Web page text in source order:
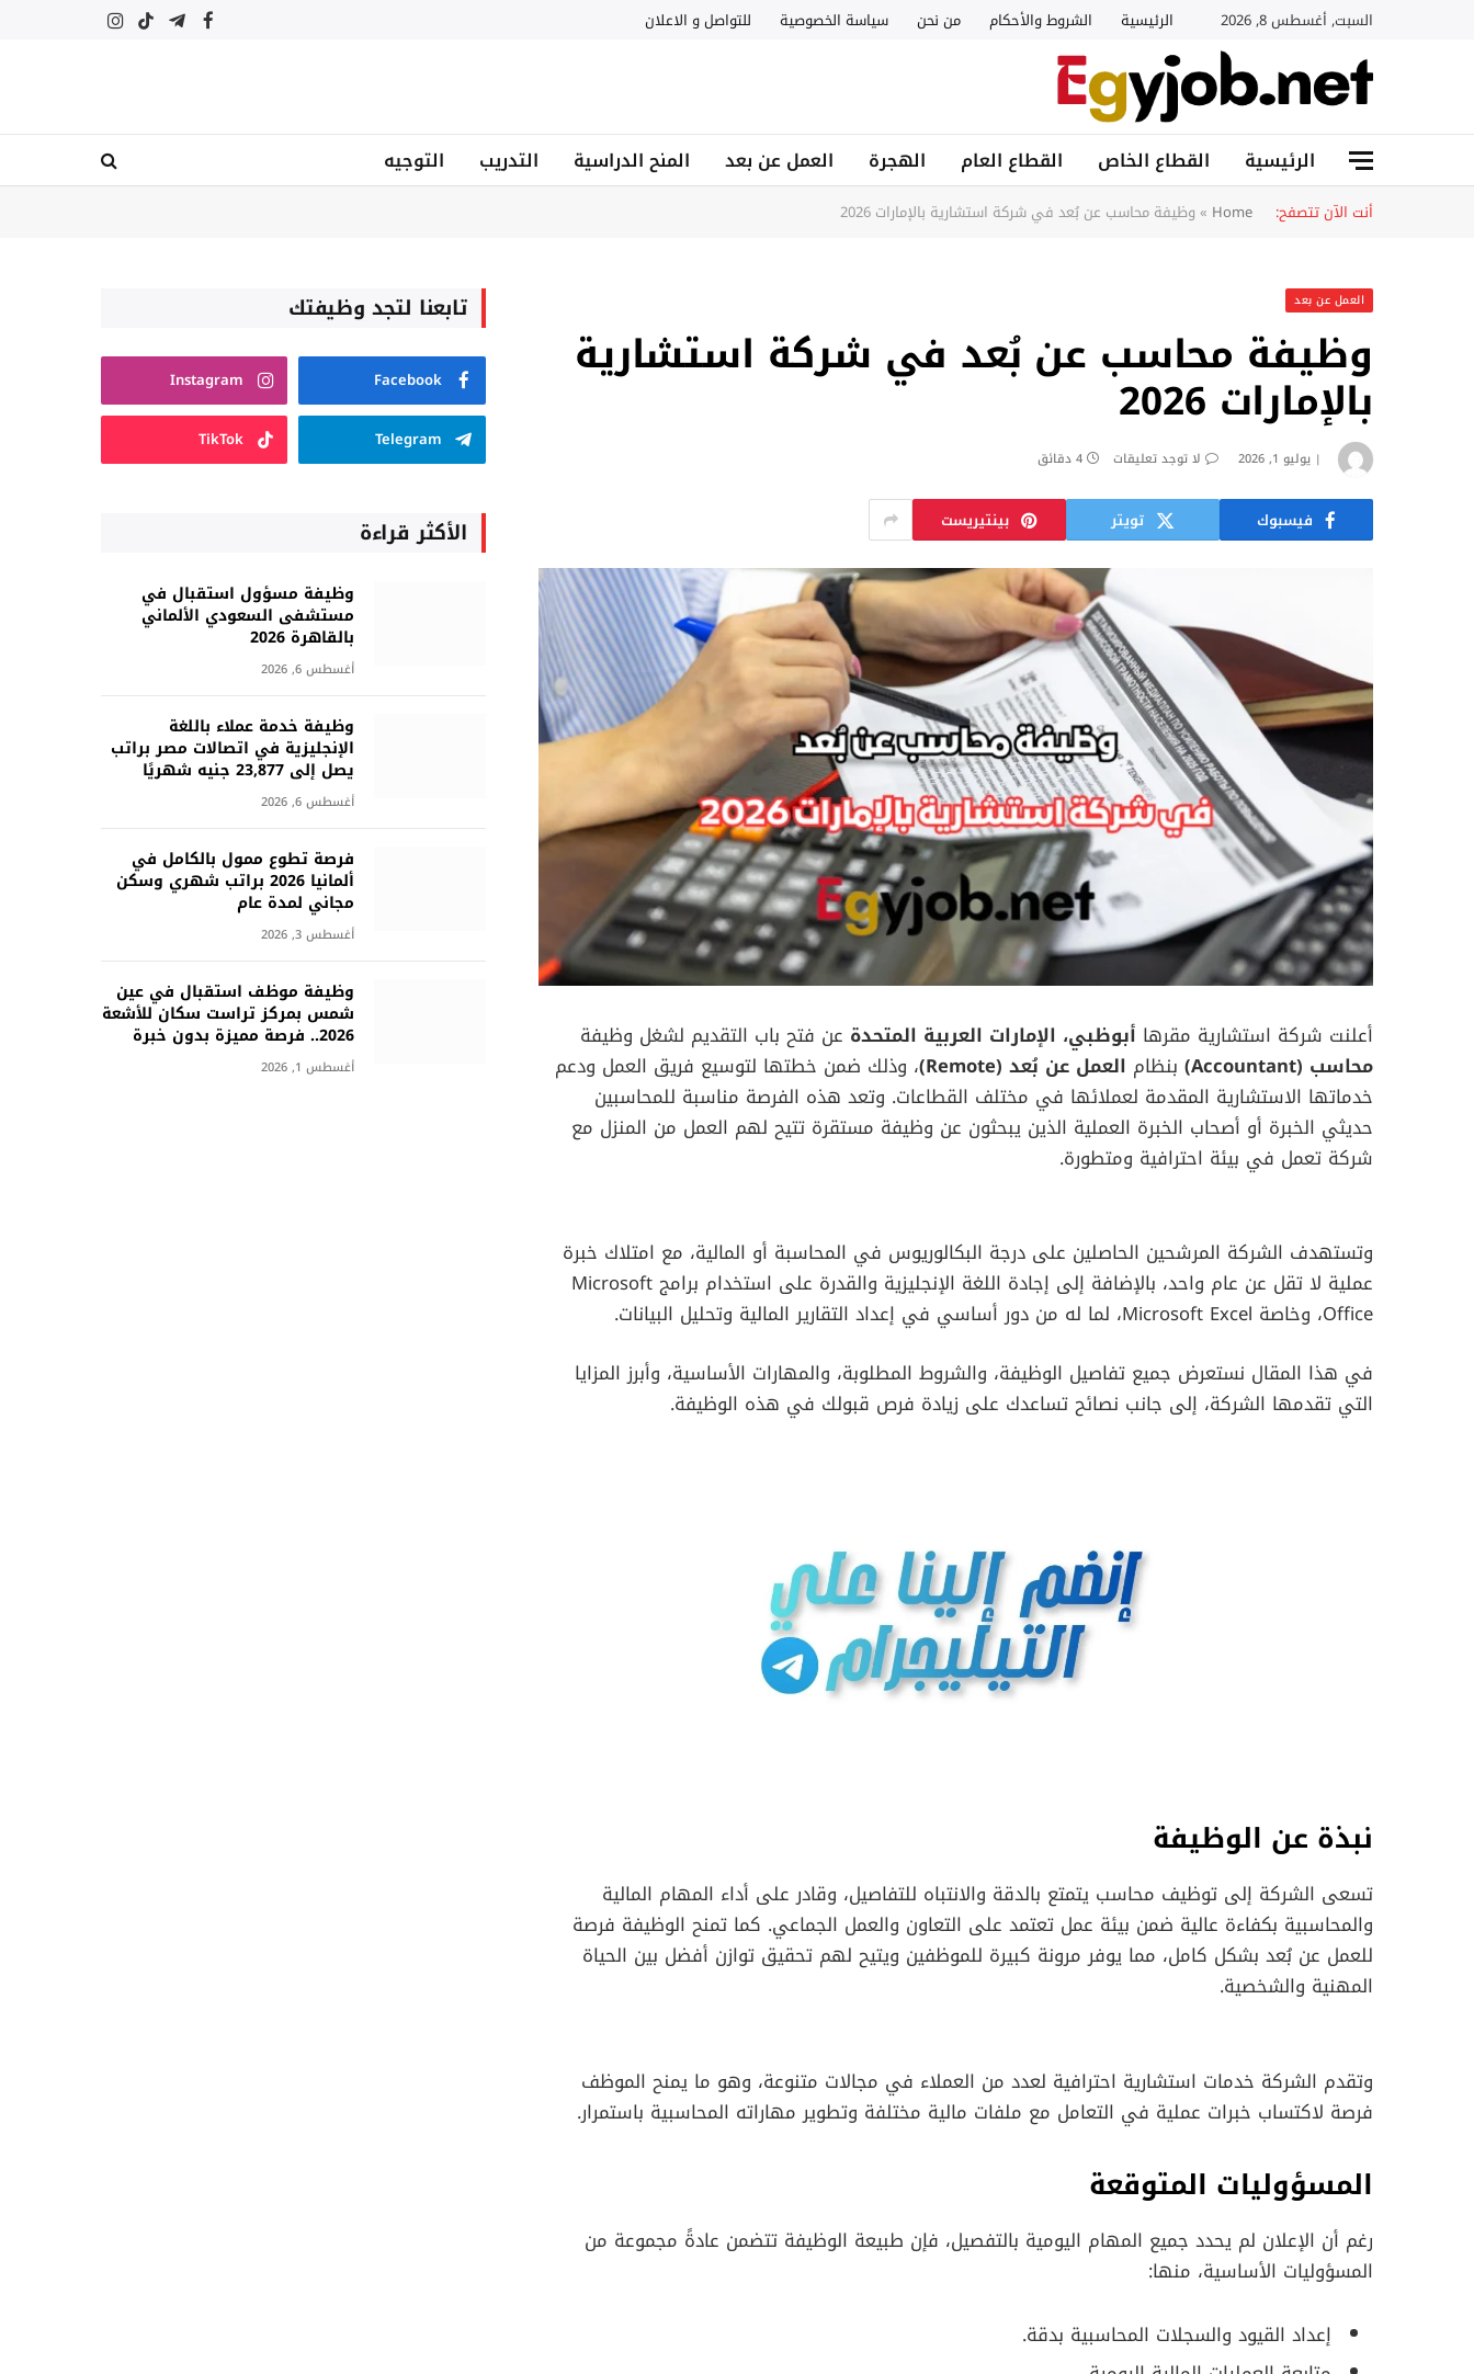
السبت, أغسطس 8, 2026 الرئيسية الشروط والأحكام من نحن سياسة الخصوصية للتواصل و الاعلان فيسبوكتيلقرامتيكتوكالانستغرام
الرئيسية القطاع الخاص القطاع العام الهجرة العمل عن بعد المنح الدراسية التدريب التوجيه
أنت الآن تتصفح: Home
» وظيفة محاسب عن بُعد في شركة استشارية بالإمارات 2026
العمل عن بعد
وظيفة محاسب عن بُعد في شركة استشارية
بالإمارات 2026
يوليو 1, 2026 لا توجد تعليقات 4 دقائق
فيسبوك تويتر بينتيريست
أعلنت شركة استشارية مقرها أبوظبي، الإمارات العربية المتحدة عن فتح باب التقديم لشغل وظيفة
محاسب (Accountant)
بنظام العمل عن بُعد (Remote)
، وذلك ضمن خطتها لتوسيع فريق العمل ودعم
خدماتها الاستشارية المقدمة لعملائها في مختلف القطاعات. وتعد هذه الفرصة مناسبة للمحاسبين
حديثي الخبرة أو أصحاب الخبرة العملية الذين يبحثون عن وظيفة مستقرة تتيح لهم العمل من المنزل مع
شركة تعمل في بيئة احترافية ومتطورة.
وتستهدف الشركة المرشحين الحاصلين على درجة البكالوريوس في المحاسبة أو المالية، مع امتلاك خبرة
عملية لا تقل عن عام واحد، بالإضافة إلى إجادة اللغة الإنجليزية والقدرة على استخدام برامج Microsoft
Office، وخاصة Microsoft Excel، لما له من دور أساسي في إعداد التقارير المالية وتحليل البيانات.
في هذا المقال نستعرض جميع تفاصيل الوظيفة، والشروط المطلوبة، والمهارات الأساسية، وأبرز المزايا
التي تقدمها الشركة، إلى جانب نصائح تساعدك على زيادة فرص قبولك في هذه الوظيفة.
نبذة عن الوظيفة
تسعى الشركة إلى توظيف محاسب يتمتع بالدقة والانتباه للتفاصيل، وقادر على أداء المهام المالية
والمحاسبية بكفاءة عالية ضمن بيئة عمل تعتمد على التعاون والعمل الجماعي. كما تمنح الوظيفة فرصة
للعمل عن بُعد بشكل كامل، مما يوفر مرونة كبيرة للموظفين ويتيح لهم تحقيق توازن أفضل بين الحياة
المهنية والشخصية.
وتقدم الشركة خدمات استشارية احترافية لعدد من العملاء في مجالات متنوعة، وهو ما يمنح الموظف
فرصة لاكتساب خبرات عملية في التعامل مع ملفات مالية مختلفة وتطوير مهاراته المحاسبية باستمرار.
المسؤوليات المتوقعة
رغم أن الإعلان لم يحدد جميع المهام اليومية بالتفصيل، فإن طبيعة الوظيفة تتضمن عادةً مجموعة من
المسؤوليات الأساسية، منها:
إعداد القيود والسجلات المحاسبية بدقة.
تابعنا لتجد وظيفتك
Facebook
Instagram
Telegram
TikTok
الأكثر قراءة
وظيفة مسؤول استقبال في
مستشفى السعودي الألماني
بالقاهرة 2026
أغسطس 6, 2026
وظيفة خدمة عملاء باللغة
الإنجليزية في اتصالات مصر براتب
يصل إلى 23,877 جنيه شهريًا
أغسطس 6, 2026
فرصة تطوع ممول بالكامل في
ألمانيا 2026 براتب شهري وسكن
مجاني لمدة عام
أغسطس 3, 2026
وظيفة موظف استقبال في عين
شمس بمركز تراست سكان للأشعة
2026.. فرصة مميزة بدون خبرة
أغسطس 1, 2026